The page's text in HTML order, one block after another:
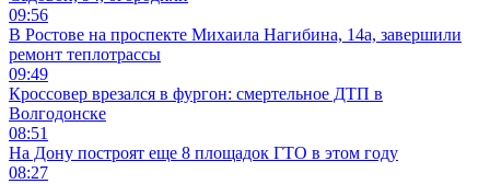
09:56
В Ростове на проспекте Михаила Нагибина, 14а, завершили
ремонт теплотрассы
09:49
Кроссовер врезался в фургон: смертельное ДТП в
Волгодонске
08:51
На Дону построят еще 8 площадок ГТО в этом году
08:27